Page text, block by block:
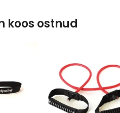
koos ostnud